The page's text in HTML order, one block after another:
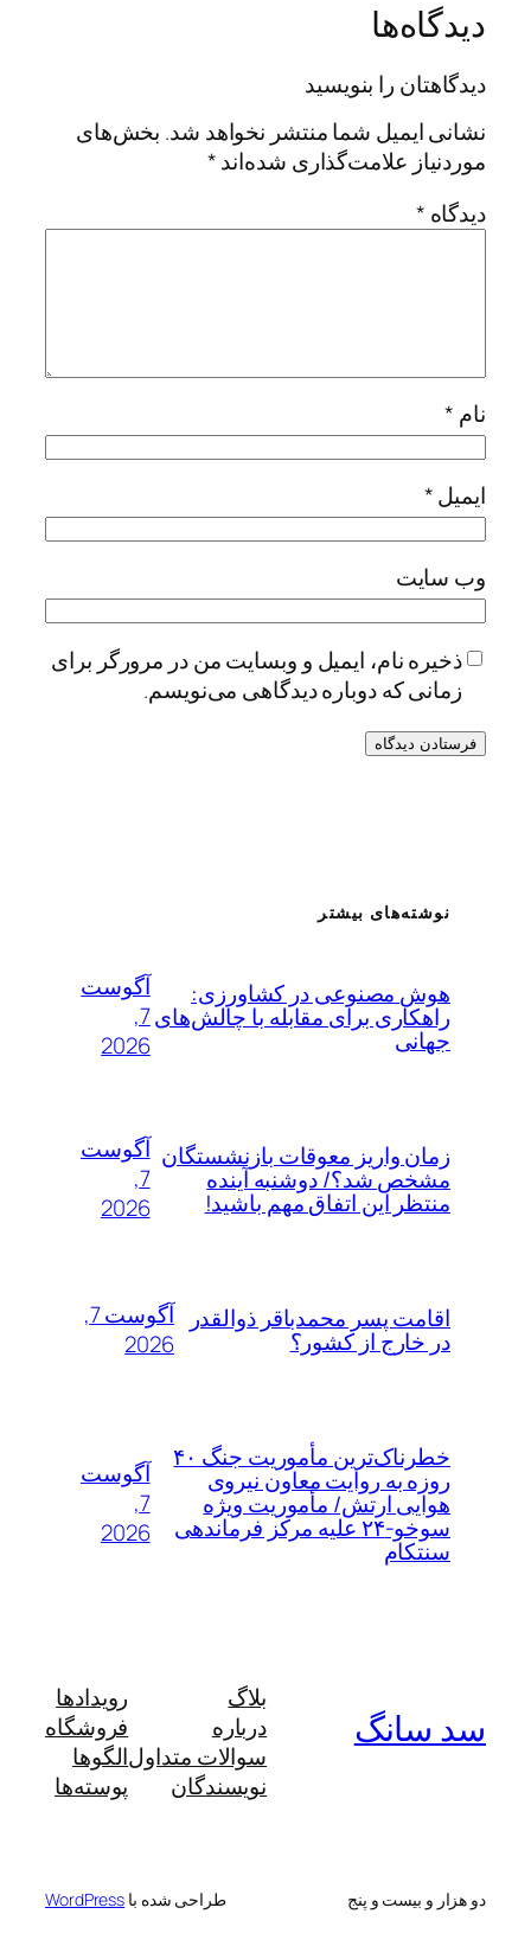
دیدگاه‌ها
دیدگاهتان را بنویسید
نشانی ایمیل شما منتشر نخواهد شد. بخش‌های
موردنیاز علامت‌گذاری شده‌اند*
دیدگاه *
نام *
ایمیل*
وب‌ سایت
ذخیره نام، ایمیل و وبسایت من در مرورگر برای
زمانی که دوباره دیدگاهی می‌نویسم.
نوشته‌های بیشتر
هوش مصنوعی در کشاورزی:
راهکاری برای مقابله با چالش‌های
جهانی
آگوست
7,
2026
زمان واریز معوقات بازنشستگان
مشخص شد؟/ دوشنبه آینده
منتظر این اتفاق مهم باشید!
آگوست
7,
2026
اقامت پسر محمدباقر ذوالقدر
در خارج از کشور؟
آگوست 7,
2026
خطرناک‌ترین مأموریت جنگ ۴۰
روزه به روایت معاون نیروی
هوایی ارتش/ مأموریت ویژه
سوخو-۲۴ علیه مرکز فرماندهی
سنتکام
آگوست
7,
2026
سد سانگ
بلاگ
درباره
سوالات متداول
نویسندگان
رویدادها
فروشگاه
الگوها
پوسته‌ها
دو هزار و بیست و پنج طراحی شده با WordPress